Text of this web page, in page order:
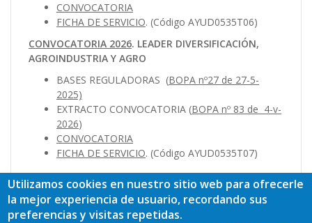
CONVOCATORIA
FICHA DE SERVICIO. (Código AYUD0535T06)
CONVOCATORIA 2026. LEADER DIVERSIFICACIÓN,
AGROINDUSTRIA Y AGRO
BASES REGULADORAS (BOPA nº27 de 27-5-
2025)
EXTRACTO CONVOCATORIA (BOPA nº 83 de 4-v-
2026)
CONVOCATORIA
FICHA DE SERVICIO. (Código AYUD0535T07)
Utilizamos cookies en nuestro sitio web para ofrecerle
la mejor experiencia de usuario, recordando sus
preferencias y visitas repetidas.